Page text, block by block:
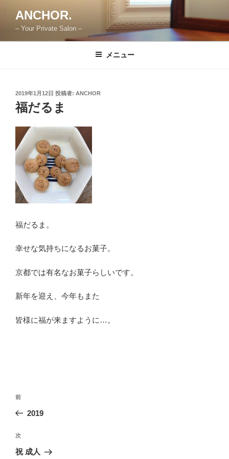
ン
ANCHOR.
– Your Private Salon –
メニュー
投
稿
日:
2019年1月12日 投稿者: ANCHOR
福だるま
福だるま。
幸せな気持ちになるお菓子。
京都では有名なお菓子らしいです。
新年を迎え、今年もまた
皆様に福が来ますように…。
投
ビ
ゲ
前
の
稿
前
2019
次
の
次
祝 成人